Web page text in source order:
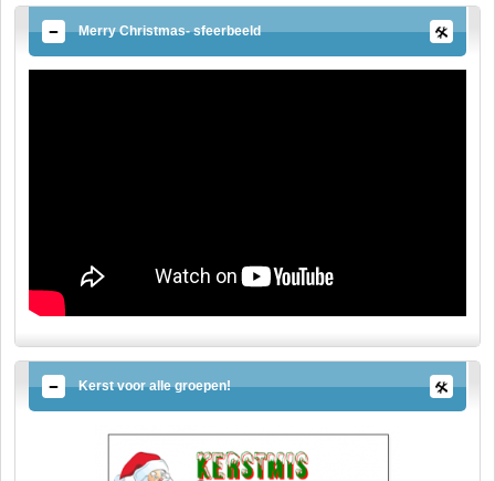
Merry Christmas- sfeerbeeld
Kerst voor alle groepen!